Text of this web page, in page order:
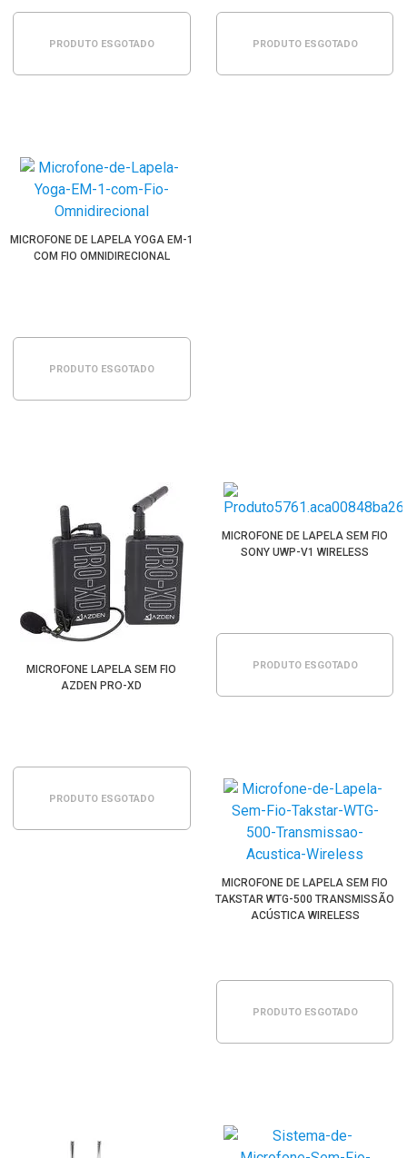
PRODUTO ESGOTADO PRODUTO ESGOTADO
MICROFONE DE LAPELA YOGA EM-1
COM FIO OMNIDIRECIONAL
PRODUTO ESGOTADO
MICROFONE LAPELA SEM FIO
AZDEN PRO-XD
PRODUTO ESGOTADO
MICROFONE DE LAPELA SEM FIO
SONY UWP-V1 WIRELESS
PRODUTO ESGOTADO
MICROFONE DE LAPELA SEM FIO
TAKSTAR WTG-500 TRANSMISSÃO
ACÚSTICA WIRELESS
PRODUTO ESGOTADO